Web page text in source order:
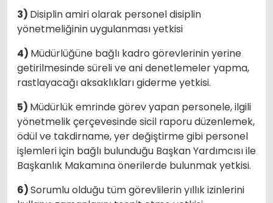
3) Disiplin amiri olarak personel disiplin
yönetmeliğinin uygulanması yetkisi
4) Müdürlüğüne bağlı kadro görevlerinin yerine
getirilmesinde süreli ve ani denetlemeler yapma,
rastlayacağı aksaklıkları giderme yetkisi.
5) Müdürlük emrinde görev yapan personele, ilgili
yönetmelik çerçevesinde sicil raporu düzenlemek,
ödül ve takdirname, yer değiştirme gibi personel
işlemleri için bağlı bulunduğu Başkan Yardımcısı ile
Başkanlık Makamına önerilerde bulunmak yetkisi.
6)Sorumlu olduğu tüm görevlilerin yıllık izinlerini